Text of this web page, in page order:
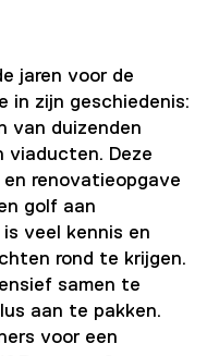
jaren voor de
in zijn geschiedenis:
van duizenden
viaducten. Deze
renovatieopgave
golf aan
veel kennis en
rond te krijgen.
samen te
aan te pakken.
voor een